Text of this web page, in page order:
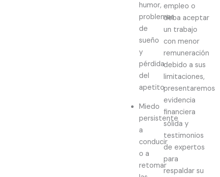
humor,
problemas
de
sueño
y
pérdida
del
apetito
Miedo
persistente
a
conducir
o a
retomar
empleo o
deba aceptar
un trabajo
con menor
remuneración
debido a sus
limitaciones,
presentaremos
evidencia
financiera
sólida y
testimonios
de expertos
para
respaldar su